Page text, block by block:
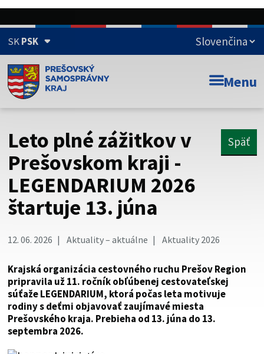
SKPSK
Doména psk.sk je oficiálna
Toto je oficiálna webová stránka Prešovského
Táto stránka je zabezpečená
Buďte pozorní a vždy sa uistite, že zdieľate informácie iba
cez zabezpečenú webovú stránku. Zabezpečená stránka
vždy začína https:// pred názvom domény webového sídla.
Menu
Leto plné zážitkov v
Prešovskom kraji -
LEGENDARIUM 2026
štartuje 13. júna
Späť
12. 06. 2026 Aktuality – aktuálne Aktuality 2026
Krajská organizácia cestovného ruchu Prešov Region
pripravila už 11. ročník obľúbenej cestovateľskej
súťaže LEGENDARIUM, ktorá počas leta motivuje
rodiny s deťmi objavovať zaujímavé miesta
Prešovského kraja. Prebieha od 13. júna do 13.
septembra 2026.